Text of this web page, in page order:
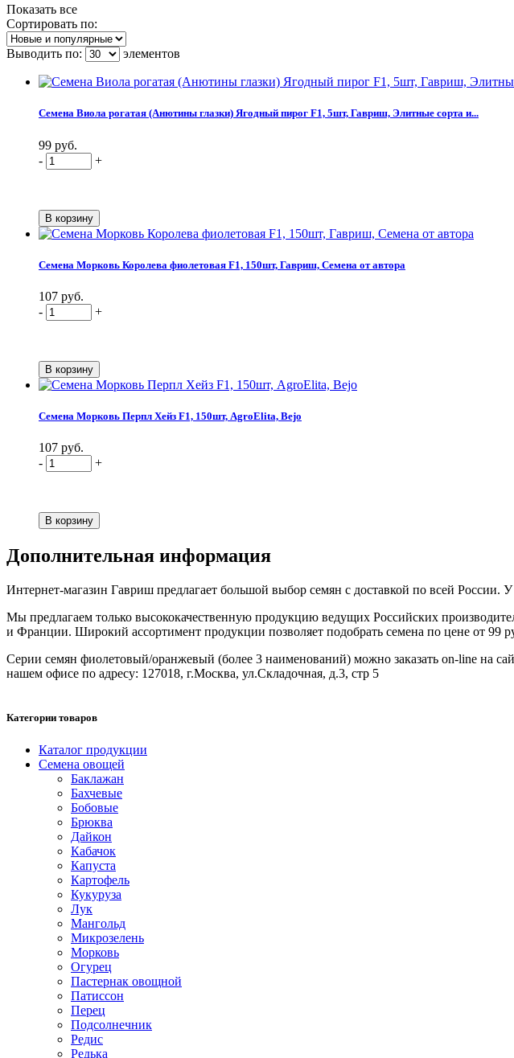
Показать все
Сортировать по:
Выводить по: элементов
Семена Виола рогатая (Анютины глазки) Ягодный пирог F1, 5шт, Гавриш, Элитные сорта и...
99 руб.
-
+
Семена Морковь Королева фиолетовая F1, 150шт, Гавриш, Семена от автора
107 руб.
-
+
Семена Морковь Перпл Хейз F1, 150шт, AgroElita, Bejo
107 руб.
-
+
Дополнительная информация
Интернет-магазин Гавриш предлагает большой выбор семян с доставкой по всей
Мы предлагаем только высококачественную продукцию ведущих Российских
и Франции. Широкий ассортимент продукции позволяет подобрать семена по цене от 99
Серии семян фиолетовый/оранжевый (более 3 наименований) можно заказать on-line на
нашем офисе по адресу: 127018, г.Москва, ул.Складочная, д.3, стр 5
Категории товаров
Каталог продукции
Семена овощей
Баклажан
Бахчевые
Бобовые
Брюква
Дайкон
Кабачок
Капуста
Картофель
Кукуруза
Лук
Мангольд
Микрозелень
Морковь
Огурец
Пастернак овощной
Патиссон
Перец
Подсолнечник
Редис
Редька